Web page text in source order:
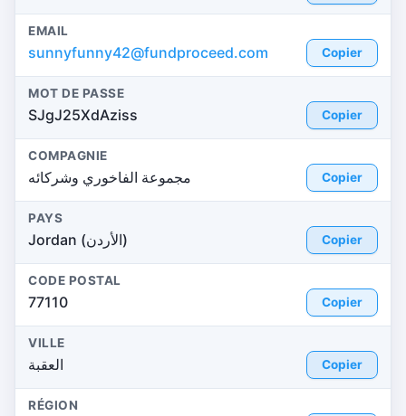
EMAIL
sunnyfunny42@fundproceed.com Copier
MOT DE PASSE
SJgJ25XdAziss Copier
COMPAGNIE
مجموعة الفاخوري وشركائه Copier
PAYS
Jordan (الأردن) Copier
CODE POSTAL
77110 Copier
VILLE
العقبة Copier
RÉGION